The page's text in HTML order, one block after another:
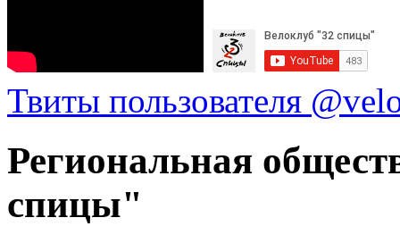
Твиты пользователя
Региональная
спицы"